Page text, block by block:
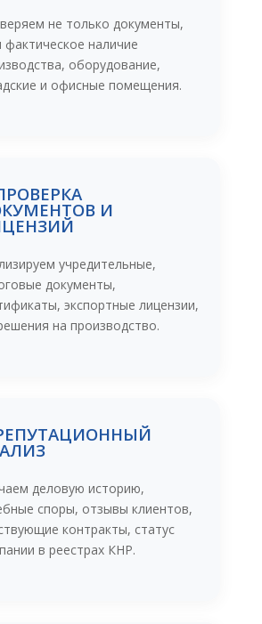
не только документы,
фактическое наличие
оборудование,
и офисные помещения.
И
учредительные,
документы,
экспортные лицензии,
на производство.
деловую историю,
споры, отзывы клиентов,
контракты, статус
в реестрах КНР.